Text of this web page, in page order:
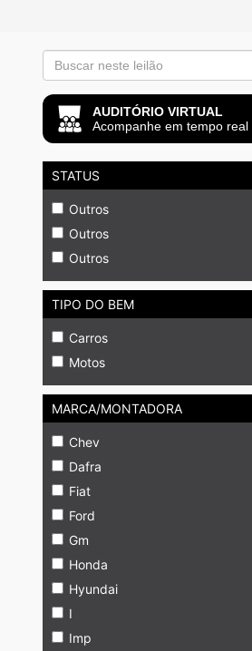
AUDITÓRIO VIRTUAL
Acompanhe em tempo real
STATUS
Outros
Outros
Outros
TIPO DO BEM
Carros
Motos
MARCA/MONTADORA
Chev
Dafra
Fiat
Ford
Gm
Honda
Hyundai
I
Imp